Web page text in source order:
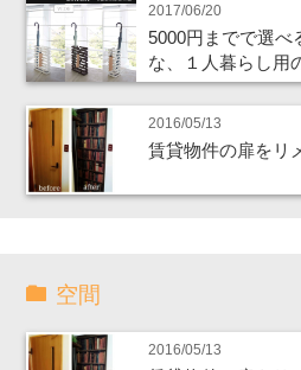
2017/06/20
5000円までで選べ
な、１人暮らし用
2016/05/13
賃貸物件の扉をリ
空間
2016/05/13